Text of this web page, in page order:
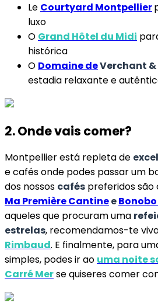
Le Courtyard Montpellier
luxo
O Grand Hôtel du Midi
histórica
O Domaine deVerchant &
estadia relaxante e
2. Onde vais comer?
Montpellier está repleta de
e cafés onde podes passar um
dos nossos cafés preferidos são
Ma Première Cantinee
aqueles que procuram uma
estrelas, recomendamos-te
Rimbaud. E finalmente, para
simples, podes ir ao uma noite
Carré Merse quiseres comer